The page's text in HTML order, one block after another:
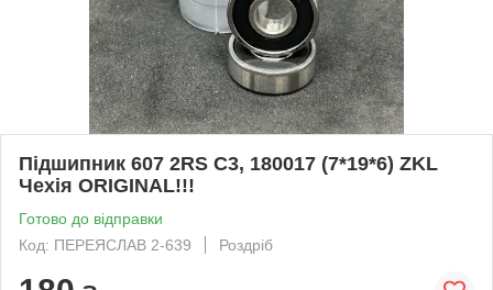
Підшипник 607 2RS С3, 180017 (7*19*6) ZKL
Чехія ORIGINAL!!!
Готово до відправки
Код: ПЕРЕЯСЛАВ 2-639
Роздріб